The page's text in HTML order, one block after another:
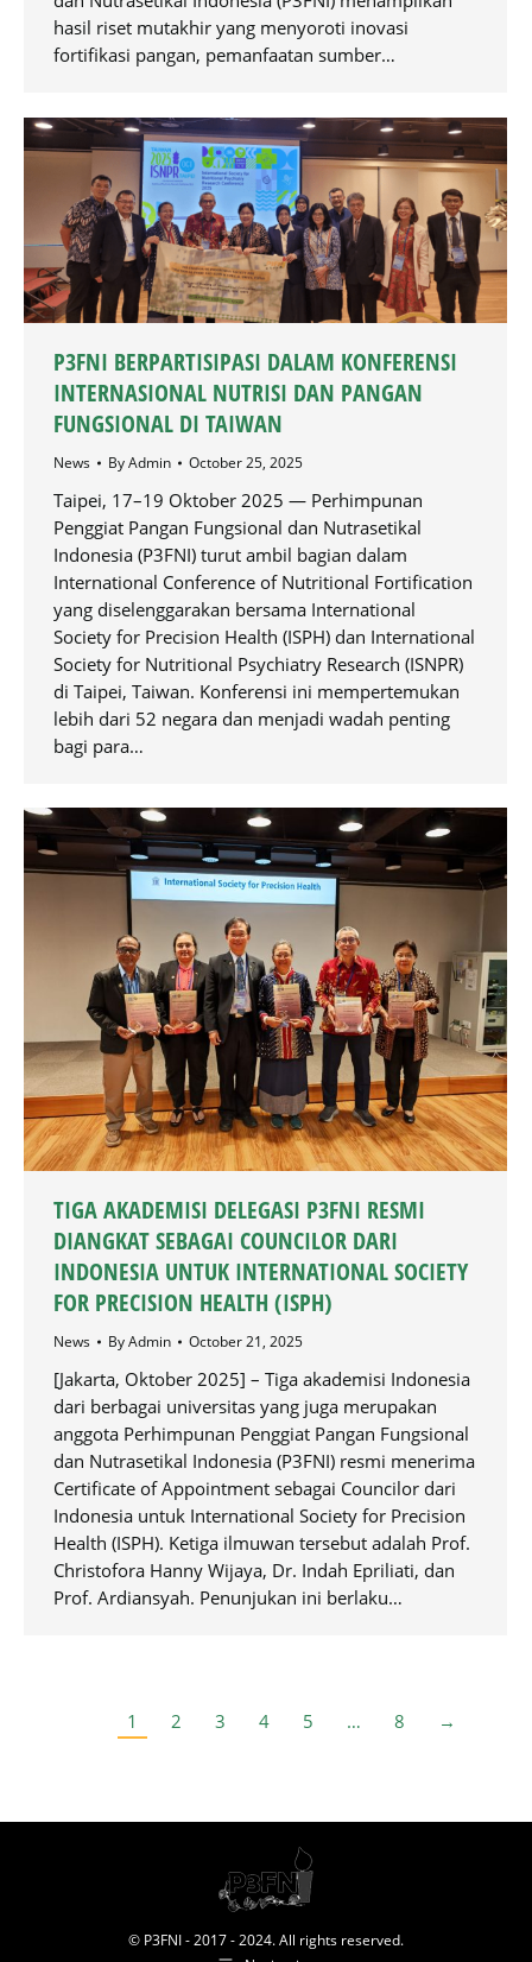
hasil riset mutakhir yang menyoroti inovasi
fortifikasi pangan, pemanfaatan sumber…
P3FNI BERPARTISIPASI DALAM KONFERENSI
INTERNASIONAL NUTRISI DAN PANGAN
FUNGSIONAL DI TAIWAN
News ByAdmin October 25, 2025
Taipei, 17–19 Oktober 2025 — Perhimpunan
Penggiat Pangan Fungsional dan Nutrasetikal
Indonesia (P3FNI) turut ambil bagian dalam
International Conference of Nutritional Fortification
yang diselenggarakan bersama International
Society for Precision Health (ISPH) dan International
Society for Nutritional Psychiatry Research (ISNPR)
di Taipei, Taiwan. Konferensi ini mempertemukan
lebih dari 52 negara dan menjadi wadah penting
bagi para…
TIGA AKADEMISI DELEGASI P3FNI RESMI
DIANGKAT SEBAGAI COUNCILOR DARI
INDONESIA UNTUK INTERNATIONAL SOCIETY
FOR PRECISION HEALTH (ISPH)
News ByAdmin October 21, 2025
[Jakarta, Oktober 2025] – Tiga akademisi Indonesia
dari berbagai universitas yang juga merupakan
anggota Perhimpunan Penggiat Pangan Fungsional
dan Nutrasetikal Indonesia (P3FNI) resmi menerima
Certificate of Appointment sebagai Councilor dari
Indonesia untuk International Society for Precision
Health (ISPH). Ketiga ilmuwan tersebut adalah Prof.
Christofora Hanny Wijaya, Dr. Indah Epriliati, dan
Prof. Ardiansyah. Penunjukan ini berlaku…
1 2 3 4 5 … 8 →
© P3FNI - 2017 - 2024. All rights reserved.